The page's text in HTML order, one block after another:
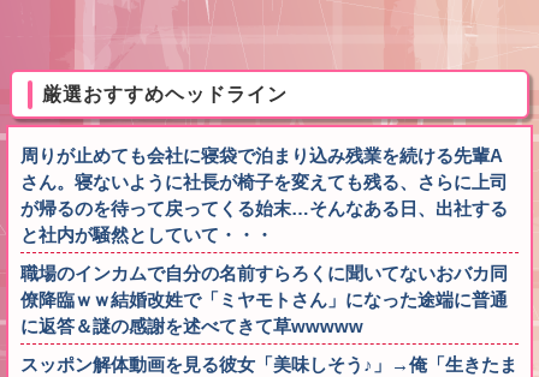
厳選おすすめヘッドライン
周りが止めても会社に寝袋で泊まり込み残業を続ける先輩A
さん。寝ないように社長が椅子を変えても残る、さらに上司
が帰るのを待って戻ってくる始末…そんなある日、出社する
と社内が騒然としていて・・・
職場のインカムで自分の名前すらろくに聞いてないおバカ同
僚降臨ｗｗ結婚改姓で「ミヤモトさん」になった途端に普通
に返答＆謎の感謝を述べてきて草wwwww
スッポン解体動画を見る彼女「美味しそう♪」→俺「生きたま